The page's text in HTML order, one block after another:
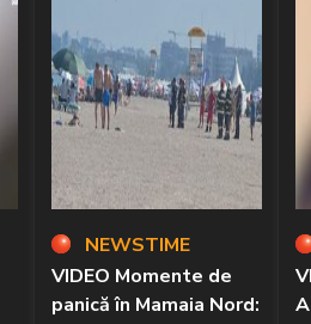
NEWSTIME
VIDEO Momente de
panică în Mamaia Nord: